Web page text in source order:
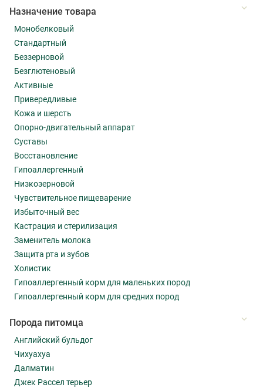
Назначение товара
Монобелковый
Стандартный
Беззерновой
Безглютеновый
Активные
Привередливые
Кожа и шерсть
Опорно-двигательный аппарат
Суставы
Восстановление
Гипоаллергенный
Низкозерновой
Чувствительное пищеварение
Избыточный вес
Кастрация и стерилизация
Заменитель молока
Защита рта и зубов
Холистик
Гипоаллергенный корм для маленьких пород
Гипоаллергенный корм для средних пород
Порода питомца
Английский бульдог
Чихуахуа
Далматин
Джек Рассел терьер